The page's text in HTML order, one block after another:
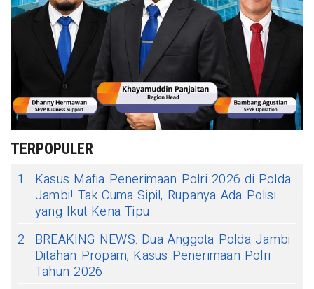
TERPOPULER
1
Kasus Mafia Penerimaan Polri 2026 di Polda
Jambi! Tak Cuma Sipil, Rupanya Ada Polisi
yang Ikut Kena Tipu
2
BREAKING NEWS: Dua Anggota Polda Jambi
Ditahan Propam, Kasus Penerimaan Polri
Tahun 2026